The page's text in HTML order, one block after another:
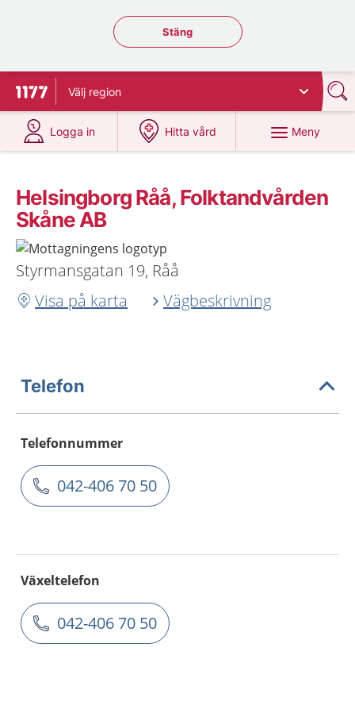
Stäng regionsväljaren
Stäng
Till startsidan för 1177
Välj region
Logga in
på 1177.se
Hitta vård
på 1177.se
Meny
Helsingborg Råå, Folktandvården
Skåne AB
Styrmansgatan 19, Råå
Visa på karta
Vägbeskrivning
Telefon
Telefonnummer
042-406 70 50
Växeltelefon
042-406 70 50